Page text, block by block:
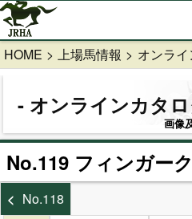
HOME 上場馬情報 オンラ
オンラインカタ
画像
No.119 フィンガー
No.118